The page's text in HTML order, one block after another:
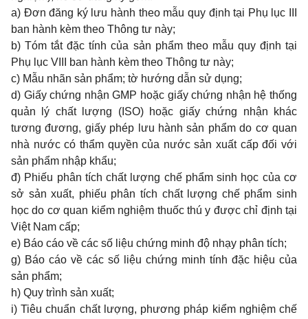
a) Ðơn đăng ký lưu hành theo mẫu quy định tại Phụ lục III
ban hành kèm theo Thông tư này;
b) Tóm tắt đặc tính của sản phẩm theo mẫu quy định tại
Phụ lục VIII
ban hành kèm theo Thông tư này;
c) Mẫu nhãn sản phẩm; tờ hướng dẫn sử dụng;
d) Giấy chứng nhận GMP hoặc giấy chứng nhận hệ thống
quản lý chất lượng (ISO) hoặc giấy chứng nhận khác
tương đương, giấy phép lưu hành sản phẩm do cơ quan
nhà nước có thẩm quyền của nước sản xuất cấp đối với
sản phẩm nhập khẩu;
đ) Phiếu phân tích chất lượng chế phẩm sinh học của cơ
sở sản xuất, phiếu phân tích chất lượng chế phẩm sinh
học do cơ quan kiểm nghiệm thuốc thú y được chỉ định tại
Việt Nam cấp;
e) Báo cáo về các số liệu chứng minh độ nhạy phân tích;
g) Báo cáo về các số liệu chứng minh tính đặc hiệu của
sản phẩm;
h) Quy trình sản xuất;
i) Tiêu chuẩn chất lượng, phương pháp kiểm nghiệm chế